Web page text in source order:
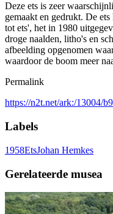
Deze ets is zeer
gemaakt en gedrukt. De
tot ets', het in 1980
droge naalden, litho's en
afbeelding opgenomen
waardoor de boom meer
Permalink
https://n2t.net/ark:/13004/
Labels
1958EtsJohan Hemkes
Gerelateerde musea